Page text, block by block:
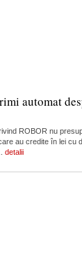
automat
ROBOR nu
au credite în lei cu
detalii